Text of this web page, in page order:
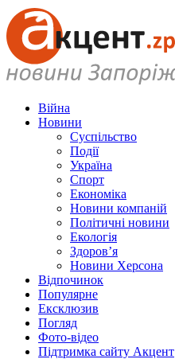
Війна
Новини
Суспільство
Події
Україна
Спорт
Економіка
Новини компаній
Політичні новини
Екологія
Здоров’я
Новини Херсона
Відпочинок
Популярне
Ексклюзив
Погляд
Фото-відео
Підтримка сайту Акцент